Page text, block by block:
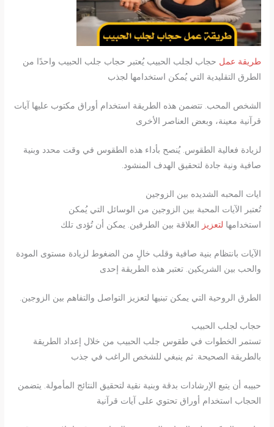
طريقة عمل حجاب لجلب الحبيب يُعتبر حجاب جلب الحبيب واحدًا من
الطرق التقليدية التي يُمكن استخدامها لجذب
الشخص المحب. تتضمن هذه الطريقة استخدام أوراق مكتوب عليها آيات
قرآنية معينة، وبعض العناصر الأخرى
لزيادة فعالية الطقوس. يُنصح بأداء هذه الطقوس في وقت محدد وبنية
صافية ونية جادة لتحقيق الهدف المنشود.
ايات المحبه الشديده بين الزوجين
تُعتبر الآيات المحبة بين الزوجين من الوسائل التي يُمكن
استخدامها لتعزيز العلاقة بين الطرفين. يمكن أن تُؤدى تلك
الآيات بانتظام بنية صافية وقلب خالٍ من الضغوط لزيادة مستوى المودة
والحب بين الشريكين. تعتبر هذه الطريقة إحدى
الطرق الروحية التي يمكن تبنيها لتعزيز التواصل والتفاهم بين الزوجين.
حجاب لجلب الحبيب
تستمر الخطوات في طقوس جلب الحبيب من خلال إعداد الطريقة
بالطريقة الصحيحة. ثم ينبغي للشخص الراغب في جذب
حبيبه أن يتبع الإرشادات بدقة وبنية نقية لتحقيق النتائج المأمولة. يتضمن
الحجاب استخدام أوراق تحتوي على آيات قرآنية